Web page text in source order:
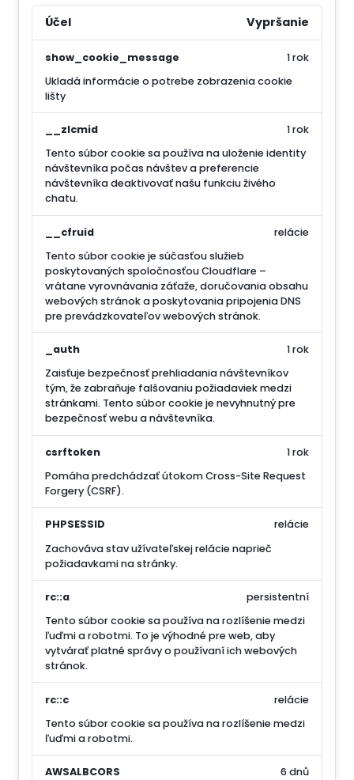
Účel Vypršanie
show_cookie_message
Ukladá informácie o potrebe zobrazenia cookie
lišty
1 rok
__zlcmid
Tento súbor cookie sa používa na uloženie identity
návštevníka počas návštev a preferencie
návštevníka deaktivovať našu funkciu živého
chatu.
1 rok
__cfruid
Tento súbor cookie je súčasťou služieb
poskytovaných spoločnosťou Cloudflare –
vrátane vyrovnávania záťaže, doručovania obsahu
webových stránok a poskytovania pripojenia DNS
pre prevádzkovateľov webových stránok.
relácie
_auth
Zaisťuje bezpečnosť prehliadania návštevníkov
tým, že zabraňuje falšovaniu požiadaviek medzi
stránkami. Tento súbor cookie je nevyhnutný pre
bezpečnosť webu a návštevníka.
1 rok
csrftoken
Pomáha predchádzať útokom Cross-Site Request
Forgery (CSRF).
1 rok
PHPSESSID
Zachováva stav užívateľskej relácie naprieč
požiadavkami na stránky.
relácie
rc::a
Tento súbor cookie sa používa na rozlíšenie medzi
ľuďmi a robotmi. To je výhodné pre web, aby
vytvárať platné správy o používaní ich webových
stránok.
persistentní
rc::c
Tento súbor cookie sa používa na rozlíšenie medzi
ľuďmi a robotmi.
relácie
AWSALBCORS
6 dnů